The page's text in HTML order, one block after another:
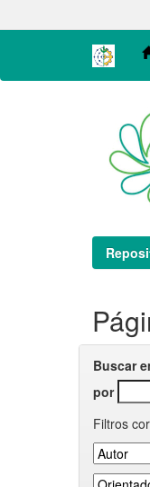
navigation
Buscar
por
Filtros